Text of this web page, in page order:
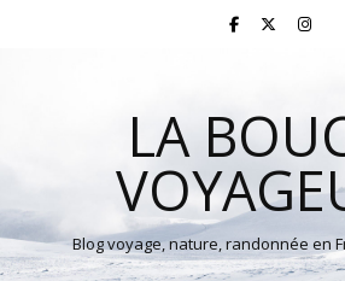
LA
Blog voyage, nature, randonnée en